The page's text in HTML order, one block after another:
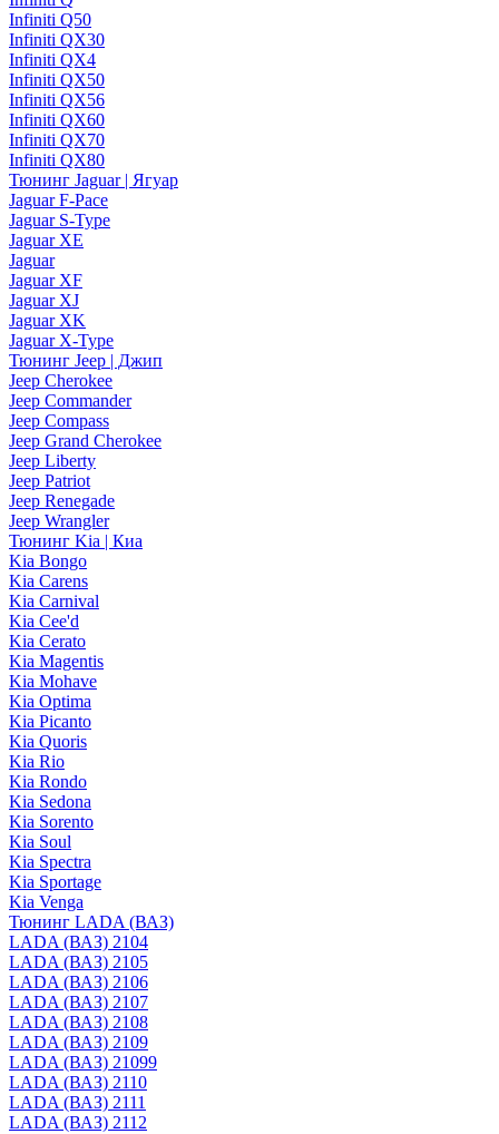
Infiniti Q50
Infiniti QX30
Infiniti QX4
Infiniti QX50
Infiniti QX56
Infiniti QX60
Infiniti QX70
Infiniti QX80
Тюнинг Jaguar | Ягуар
Jaguar F-Pace
Jaguar S-Type
Jaguar XE
Jaguar
Jaguar XF
Jaguar XJ
Jaguar XK
Jaguar X-Type
Тюнинг Jeep | Джип
Jeep Cherokee
Jeep Commander
Jeep Compass
Jeep Grand Cherokee
Jeep Liberty
Jeep Patriot
Jeep Renegade
Jeep Wrangler
Тюнинг Kia | Киа
Kia Bongo
Kia Carens
Kia Carnival
Kia Cee'd
Kia Cerato
Kia Magentis
Kia Mohave
Kia Optima
Kia Picanto
Kia Quoris
Kia Rio
Kia Rondo
Kia Sedona
Kia Sorento
Kia Soul
Kia Spectra
Kia Sportage
Kia Venga
Тюнинг LADA (ВАЗ)
LADA (ВАЗ) 2104
LADA (ВАЗ) 2105
LADA (ВАЗ) 2106
LADA (ВАЗ) 2107
LADA (ВАЗ) 2108
LADA (ВАЗ) 2109
LADA (ВАЗ) 21099
LADA (ВАЗ) 2110
LADA (ВАЗ) 2111
LADA (ВАЗ) 2112